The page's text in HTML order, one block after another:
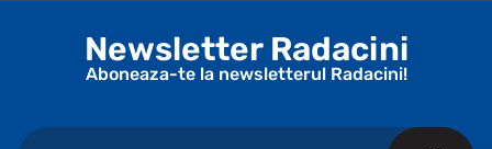
Newsletter Radacini
Aboneaza-te la newsletterul Radacini!